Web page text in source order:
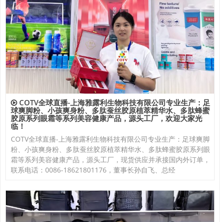
COTV全球直播-上海雅露利生物科技有限公司专业生产：足
球爽脚粉、小孩爽身粉、多肽蚕丝胶原植萃精华水、多肽蜂蜜
胶原系列眼霜等系列美容健康产品，源头工厂，欢迎大家光
临！
COTV全球直播-上海雅露利生物科技有限公司专业生产：足球爽脚
粉、小孩爽身粉、多肽蚕丝胶原植萃精华水、多肽蜂蜜胶原系列眼
霜等系列美容健康产品，源头工厂，现货供应并承接国内外订单，
联系电话：0086-18621801176，董事长孙自飞、总经